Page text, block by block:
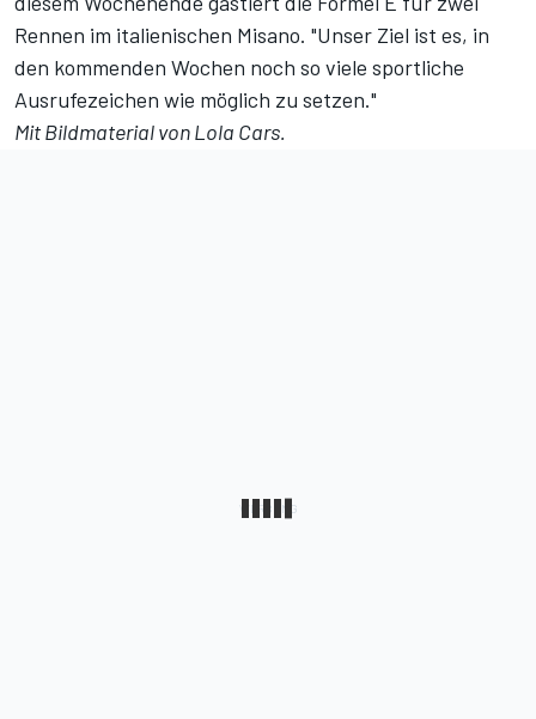
Rennen im italienischen Misano. "Unser Ziel ist es, in
den kommenden Wochen noch so viele sportliche
Ausrufezeichen wie möglich zu setzen."
Mit Bildmaterial von Lola Cars.